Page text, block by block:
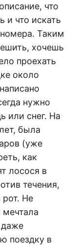
что
и что искать
Таким
хочешь
проехать
около
нужно
или снег. На
была
(уже
как
лосося в
течения,
рот. Не
мечтала
даже
поездку в